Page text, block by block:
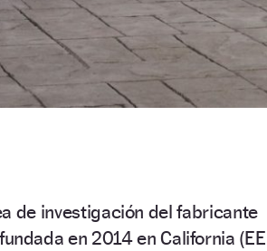
de investigación del fabricante
en 2014 en California (EE